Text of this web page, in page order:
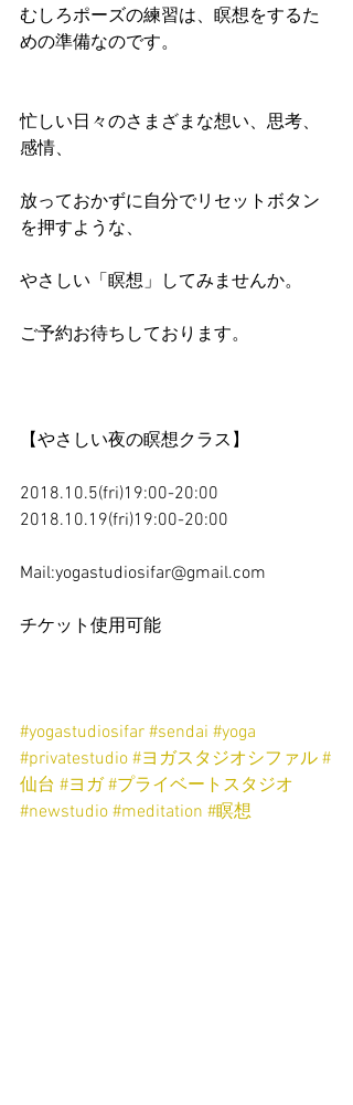
むしろポーズの練習は、瞑想をするた
めの準備なのです。
忙しい日々のさまざまな想い、思考、
感情、
放っておかずに自分でリセットボタン
を押すような、
やさしい「瞑想」してみませんか。
ご予約お待ちしております。
【やさしい夜の瞑想クラス】
2018.10.5(fri)19:00-20:00
2018.10.19(fri)19:00-20:00
Mail:yogastudiosifar@gmail.com
チケット使用可能
#yogastudiosifar #sendai #yoga
#privatestudio #ヨガスタジオシファル #
仙台 #ヨガ #プライベートスタジオ
#newstudio #meditation #瞑想